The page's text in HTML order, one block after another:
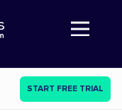
Abre a navegação
START FREE TRIAL